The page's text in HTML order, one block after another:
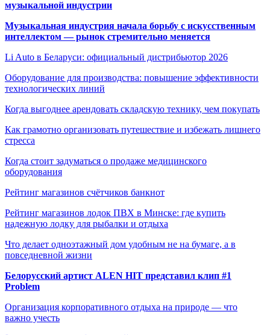
музыкальной индустрии
Музыкальная индустрия начала борьбу с искусственным
интеллектом — рынок стремительно меняется
Li Auto в Беларуси: официальный дистрибьютор 2026
Оборудование для производства: повышение эффективности
технологических линий
Когда выгоднее арендовать складскую технику, чем покупать
Как грамотно организовать путешествие и избежать лишнего
стресса
Когда стоит задуматься о продаже медицинского
оборудования
Рейтинг магазинов счётчиков банкнот
Рейтинг магазинов лодок ПВХ в Минске: где купить
надежную лодку для рыбалки и отдыха
Что делает одноэтажный дом удобным не на бумаге, а в
повседневной жизни
Белорусский артист ALEN HIT представил клип #1
Problem
Организация корпоративного отдыха на природе — что
важно учесть